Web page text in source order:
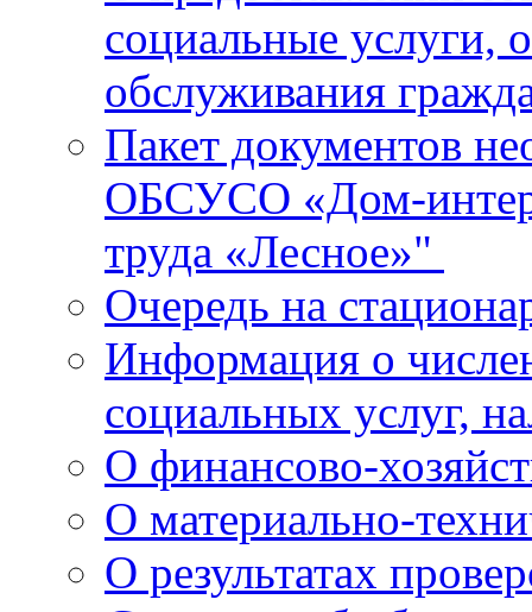
социальные услуги,
обслуживания
Пакет документов
ОБСУСО «Дом-
труда «Лесное»"
Очередь на
Информация о
социальных услуг,
О финансово-
О материально-
О результатах